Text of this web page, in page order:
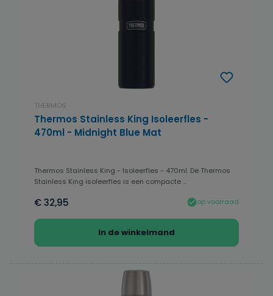
THERMOS
Thermos Stainless King Isoleerfles -
470ml - Midnight Blue Mat
Thermos Stainless King - Isoleerfles - 470ml. De Thermos
Stainless King isoleerfles is een compacte ...
€ 32,95 op voorraad
In de winkelmand